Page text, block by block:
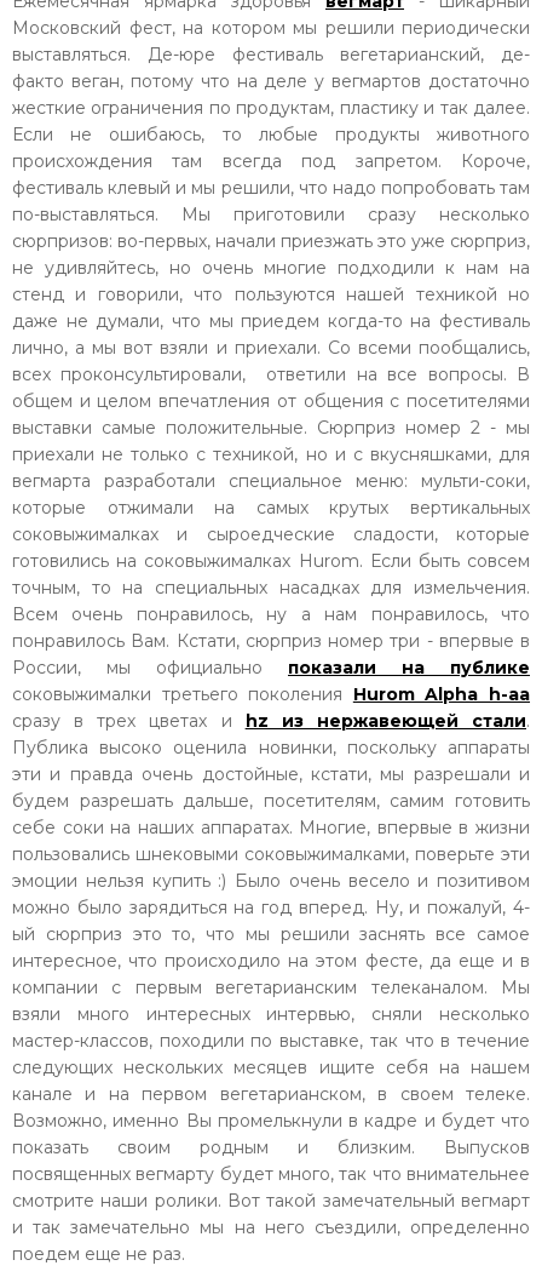
Московский фест, на котором мы решили периодически
выставляться. Де-юре фестиваль вегетарианский, де-
факто веган, потому что на деле у вегмартов достаточно
жесткие ограничения по продуктам, пластику и так далее.
Если не ошибаюсь, то любые продукты животного
происхождения там всегда под запретом. Короче,
фестиваль клевый и мы решили, что надо попробовать там
по-выставляться. Мы приготовили сразу несколько
сюрпризов: во-первых, начали приезжать это уже сюрприз,
не удивляйтесь, но очень многие подходили к нам на
стенд и говорили, что пользуются нашей техникой но
даже не думали, что мы приедем когда-то на фестиваль
лично, а мы вот взяли и приехали. Со всеми пообщались,
всех проконсультировали, ответили на все вопросы. В
общем и целом впечатления от общения с посетителями
выставки самые положительные. Сюрприз номер 2 - мы
приехали не только с техникой, но и с вкусняшками, для
вегмарта разработали специальное меню: мульти-соки,
которые отжимали на самых крутых вертикальных
соковыжималках и сыроедческие сладости, которые
готовились на соковыжималках Hurom. Если быть совсем
точным, то на специальных насадках для измельчения.
Всем очень понравилось, ну а нам понравилось, что
понравилось Вам. Кстати, сюрприз номер три - впервые в
России, мы официально показали на публике
соковыжималки третьего поколения Hurom Alpha h-aa
сразу в трех цветах и hz из нержавеющей стали.
Публика высоко оценила новинки, поскольку аппараты
эти и правда очень достойные, кстати, мы разрешали и
будем разрешать дальше, посетителям, самим готовить
себе соки на наших аппаратах. Многие, впервые в жизни
пользовались шнековыми соковыжималками, поверьте эти
эмоции нельзя купить :) Было очень весело и позитивом
можно было зарядиться на год вперед. Ну, и пожалуй, 4-
ый сюрприз это то, что мы решили заснять все самое
интересное, что происходило на этом фесте, да еще и в
компании с первым вегетарианским телеканалом. Мы
взяли много интересных интервью, сняли несколько
мастер-классов, походили по выставке, так что в течение
следующих нескольких месяцев ищите себя на нашем
канале и на первом вегетарианском, в своем телеке.
Возможно, именно Вы промелькнули в кадре и будет что
показать своим родным и близким. Выпусков
посвященных вегмарту будет много, так что внимательнее
смотрите наши ролики. Вот такой замечательный вегмарт
и так замечательно мы на него съездили, определенно
поедем еще не раз.